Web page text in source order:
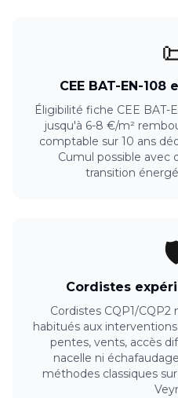
CEE BAT-EN-
Éligibilité fiche CEE BAT-
jusqu'à 6-8 €/m²
comptable sur 10 ans
Cumul possible avec
transition
Cordistes
Cordistes CQP1/CQP2
habitués aux
pentes, vents, accès
nacelle ni
méthodes classiques